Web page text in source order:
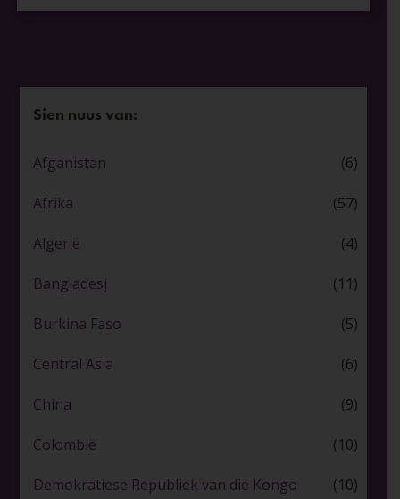
Sien nuus van:
Afganistan (6)
Afrika (57)
Algerië (4)
Bangladesj (11)
Burkina Faso (5)
Central Asia (6)
China (9)
Colombië (10)
Demokratiese Republiek van die Kongo (10)